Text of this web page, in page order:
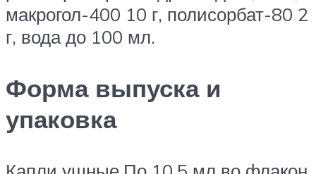
макрогол-400 10 г, полисорбат-80 2
г, вода до 100 мл.
Форма выпуска и
упаковка